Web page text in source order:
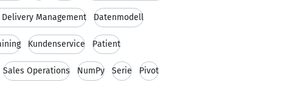
Management Datenmodell
Kundenservice Patient
Sales Operations NumPy Serie Pivot